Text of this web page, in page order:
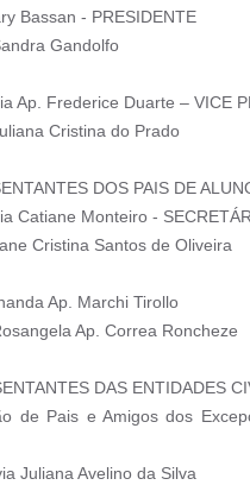
Bassan - PRESIDENTE
Gandolfo
Ap. Frederice Duarte – VICE
Cristina do Prado
DOS PAIS DE
Catiane Monteiro -
Cristina Santos de Oliveira
Ap. Marchi Tirollo
Ap. Correa Roncheze
DAS ENTIDADES
de Pais e Amigos dos
Juliana Avelino da Silva